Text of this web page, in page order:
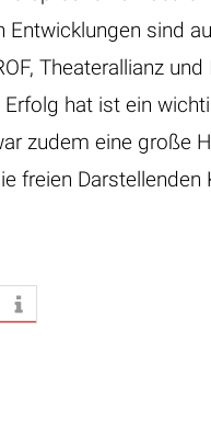
Entwicklungen sind
Theaterallianz und
hat ist ein
zudem eine große
freien Darstellenden